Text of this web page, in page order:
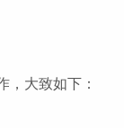
，大致如下：